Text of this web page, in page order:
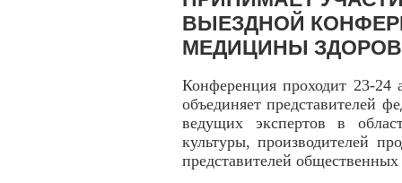
ВЫЕЗДНОЙ
МЕДИЦИНЫ
Конференция проходит 23-24
объединяет представителей
ведущих экспертов в
культуры, производителей
представителей